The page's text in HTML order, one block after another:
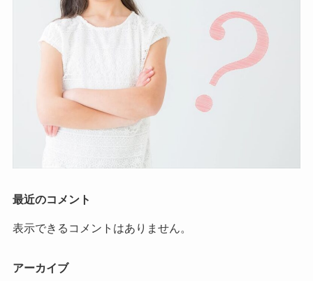
最近のコメント
表示できるコメントはありません。
アーカイブ